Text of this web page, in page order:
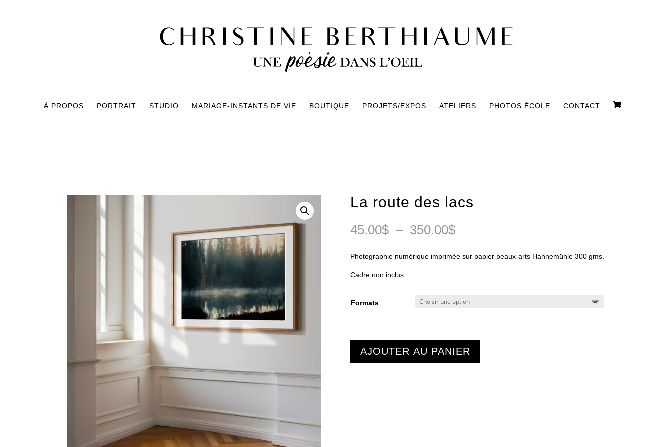
À PROPOS PORTRAIT STUDIO MARIAGE-INSTANTS DE VIE BOUTIQUE PROJETS/EXPOS ATELIERS PHOTOS ÉCOLE CONTACT
La route des lacs
45.00$ – 350.00$Plage
prix :
45.00$
Photographie numérique imprimée sur papier beaux-arts Hahnemühle 300 gms.
Cadre non inclus
Formats
AJOUTER AU PANIER